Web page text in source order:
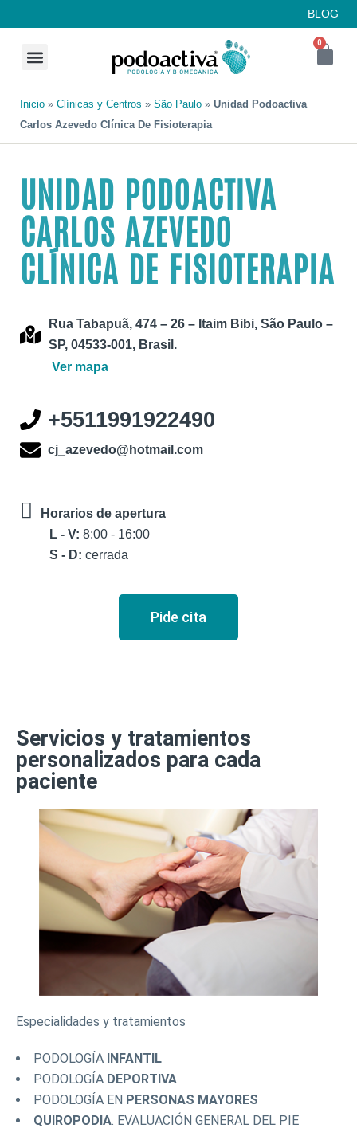
BLOG
0
Inicio » Clínicas y Centros » São Paulo » Unidad Podoactiva
Carlos Azevedo Clínica De Fisioterapia
UNIDAD PODOACTIVA
CARLOS AZEVEDO
CLÍNICA DE FISIOTERAPIA
Rua Tabapuã, 474 – 26 – Itaim Bibi, São Paulo –
SP, 04533-001, Brasil.
Ver mapa
+5511991922490
cj_azevedo@hotmail.com
Horarios de apertura
L - V: 8:00 - 16:00
S - D: cerrada
Pide cita
Servicios y tratamientos
personalizados para cada
paciente
Especialidades y tratamientos
PODOLOGÍA INFANTIL
PODOLOGÍA DEPORTIVA
PODOLOGÍA EN PERSONAS MAYORES
QUIROPODIA. EVALUACIÓN GENERAL DEL PIE